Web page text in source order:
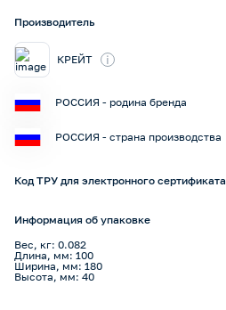
Производитель
КРЕЙТ i
РОССИЯ - родина бренда
РОССИЯ - страна производства
Код ТРУ для электронного сертификата
Информация об упаковке
Вес, кг: 0.082
Длина, мм: 100
Ширина, мм: 180
Высота, мм: 40